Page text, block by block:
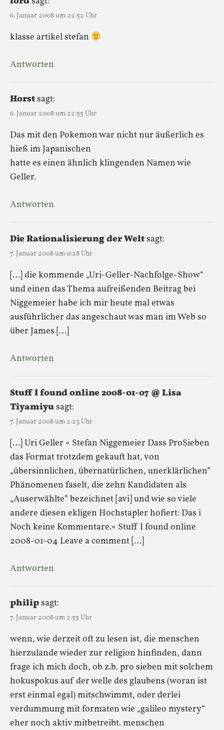
6. Januar 2008 um 22:52 Uhr
klasse artikel stefan
Antworten
Horstsagt:
6. Januar 2008 um 22:55 Uhr
Das mit den Pokemon war nicht nur äußerlich es
hieß im Japanischen
hatte es einen ähnlich klingenden Namen wie
Geller.
Antworten
Die Rationalisierung der Weltsagt:
7. Januar 2008 um 0:28 Uhr
[…] die kommende „Uri-Geller-Nachfolge-Show“
und einen das Thema aufreißenden Beitrag bei
Niggemeier habe ich mir heute mal etwas
ausführlicher das angeschaut was man im Web so
über James […]
Antworten
Stuff I found online 2008-01-07 @ Lisa
Tiyamiyusagt:
7. Januar 2008 um 2:23 Uhr
[…] Uri Geller « Stefan Niggemeier Dass ProSieben
das Format trotzdem gekauft hat, von
„übersinnlichen, übernatürlichen, unerklärlichen”
Phänomenen faselt, die zehn Kandidaten als
„Auserwählte” bezeichnet [avi] und wie so viele
andere diesen ekligen Hochstapler hofiert: Das i
Noch keine Kommentare.« Stuff I found online
2008-01-04 Leave a comment […]
Antworten
philipsagt:
7. Januar 2008 um 2:55 Uhr
wenn, wie derzeit oft zu lesen ist, die menschen
hierzulande wieder zur religion hinfinden, dann
frage ich mich doch, ob z.b. pro sieben mit solchem
hokuspokus auf der welle des glaubens (woran ist
erst einmal egal) mitschwimmt, oder derlei
verdummung mit formaten wie „galileo mystery“
eher noch aktiv mitbetreibt. menschen